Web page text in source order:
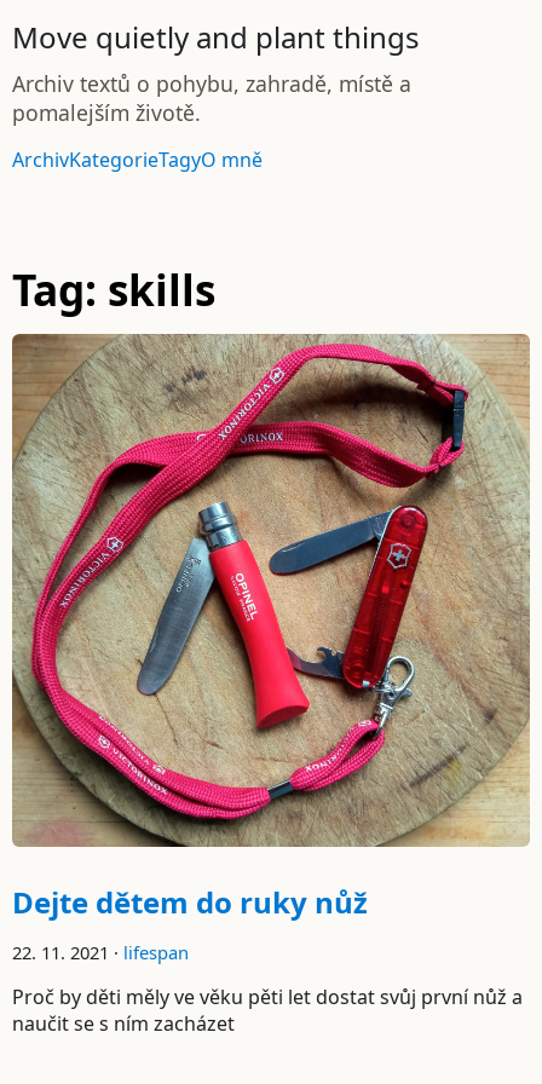
Move quietly and plant things
Archiv textů o pohybu, zahradě, místě a
pomalejším životě.
ArchivKategorieTagyO mně
Tag: skills
Dejte dětem do ruky nůž
22. 11. 2021 · lifespan
Proč by děti měly ve věku pěti let dostat svůj první nůž a
naučit se s ním zacházet